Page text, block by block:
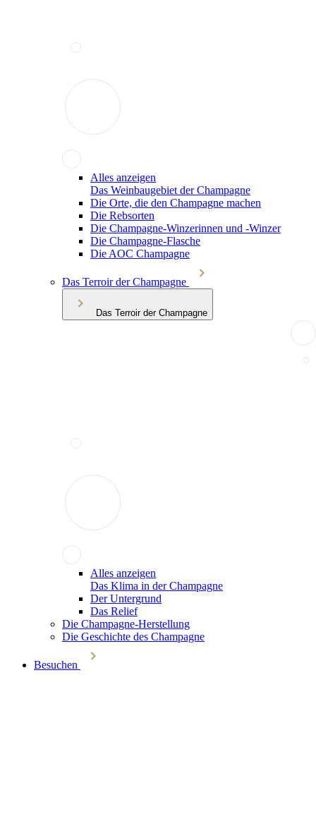
Alles anzeigen
Das Weinbaugebiet der Champagne
Die Orte, die den Champagne machen
Die Rebsorten
Die Champagne-Winzerinnen und -Winzer
Die Champagne-Flasche
Die AOC Champagne
Das Terroir der Champagne
Das Terroir der Champagne
Alles anzeigen
Das Klima in der Champagne
Der Untergrund
Das Relief
Die Champagne-Herstellung
Die Geschichte des Champagne
Besuchen